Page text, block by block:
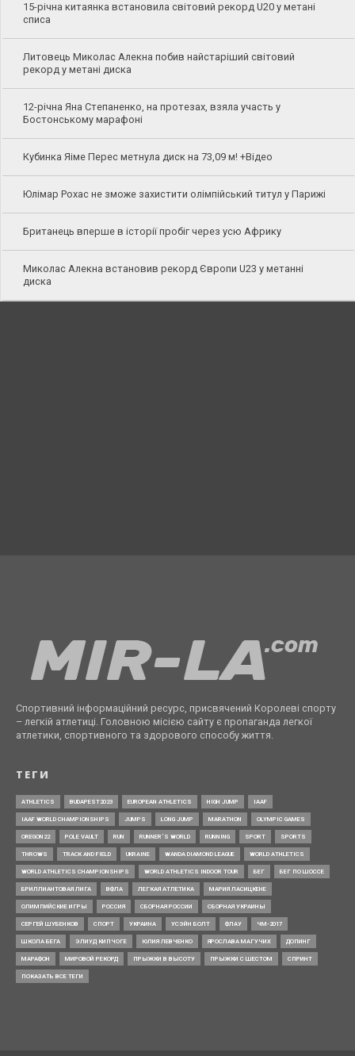
15-річна китаянка встановила світовий рекорд U20 у метані
списа
Литовець Миколас Алекна побив найстаріший світовий
рекорд у метані диска
12-річна Яна Степаненко, на протезах, взяла участь у
Бостонському марафоні
Кубинка Яіме Перес метнула диск на 73,09 м! +Відео
Юлімар Рохас не зможе захистити олімпійський титул у Парижі
Британець вперше в історії пробіг через усю Африку
Миколас Алекна встановив рекорд Європи U23 у метанні
диска
Спортивний інформаційний ресурс, присвячений Королеві спорту
– легкій атлетиці. Головною місією сайту є пропаганда легкої
атлетики, спортивного та здорового способу життя.
ТЕГИ
ATHLETICS BUDAPEST2023 EUROPEAN ATHLETICS HIGH JUMP IAAF
IAAF WORLD CHAMPIONSHIPS JUMPS LONG JUMP MARATHON OLYMPIC GAMES
OREGON22 POLE VAULT RUN RUNNER’S WORLD RUNNING SPORT SPORTS
THROWS TRACK AND FIELD UKRAINE WANDA DIAMOND LEAGUE WORLD ATHLETICS
WORLD ATHLETICS CHAMPIONSHIPS WORLD ATHLETICS INDOOR TOUR БЕГ БЕГ ПО ШОССЕ
БРИЛЛИАНТОВАЯ ЛИГА ВФЛА ЛЕГКАЯ АТЛЕТИКА МАРИЯ ЛАСИЦКЕНЕ
ОЛИМПИЙСКИЕ ИГРЫ РОССИЯ СБОРНАЯ РОССИИ СБОРНАЯ УКРАИНЫ
СЕРГЕЙ ШУБЕНКОВ СПОРТ УКРАИНА УСЭЙН БОЛТ ФЛАУ ЧМ-2017
ШКОЛА БЕГА ЭЛИУД КИПЧОГЕ ЮЛИЯ ЛЕВЧЕНКО ЯРОСЛАВА МАГУЧИХ ДОПИНГ
МАРАФОН МИРОВОЙ РЕКОРД ПРЫЖКИ В ВЫСОТУ ПРЫЖКИ С ШЕСТОМ СПРИНТ
ПОКАЗАТЬ ВСЕ ТЕГИ